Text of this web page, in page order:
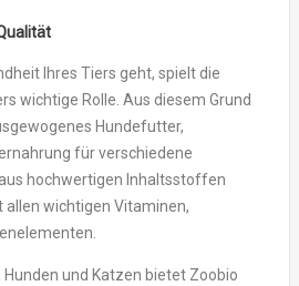
Ihres Tiers geht, spielt die
wichtige Rolle. Aus diesem Grund
Hundefutter,
für verschiedene
hochwertigen Inhaltsstoffen
allen wichtigen Vitaminen,
Hunden und Katzen bietet Zoobio